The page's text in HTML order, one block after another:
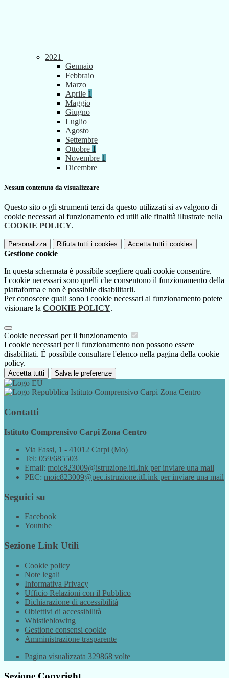
2021
Gennaio
Febbraio
Marzo
Aprile 1
Maggio
Giugno
Luglio
Agosto
Settembre
Ottobre 1
Novembre 1
Dicembre
Nessun contenuto da visualizzare
Questo sito o gli strumenti terzi da questo utilizzati si avvalgono di
cookie necessari al funzionamento ed utili alle finalità illustrate nella
COOKIE POLICY.
Personalizza Rifiuta tutti i cookies Accetta tutti i cookies
Gestione cookie
In questa schermata è possibile scegliere quali cookie consentire.
I cookie necessari sono quelli che consentono il funzionamento della
piattaforma e non è possibile disabilitarli.
Per conoscere quali sono i cookie necessari al funzionamento potete
visionare la COOKIE POLICY.
Cookie necessari per il funzionamento
I cookie necessari per il funzionamento non possono essere
disabilitati. È possibile consultare l'elenco nella pagina della cookie
policy.
Accetta tutti Salva le preferenze
Istituto Comprensivo Carpi Zona Centro
Contatti
Istituto Comprensivo Carpi Zona Centro
Via Fassi, 1 - 41012 Carpi (Mo)
Tel: 059/685503
Email: moic823009@istruzione.itLink per inviare una mail
PEC: moic823009@pec.istruzione.itLink per inviare una mail
Seguici su
Facebook
Youtube
Sezione Link Utili
Cookie policy
Note legali
Informativa Privacy
Ufficio Relazioni con il Pubblico
Dichiarazione di accessibilità
Obiettivi di accessibilità
Whistleblowing
Gestione consensi cookie
Amministrazione trasparente
Pagina visualizzata 329868 volte